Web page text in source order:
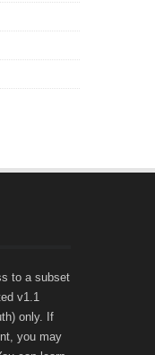
to a subset
v1.1
only. If
you may